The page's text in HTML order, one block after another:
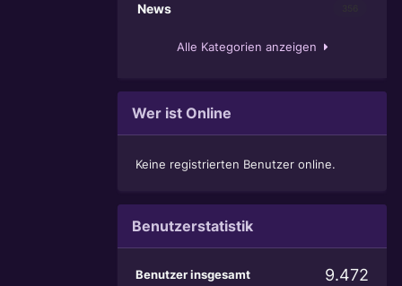
News
Alle Kategorien anzeigen
Wer ist Online
Keine registrierten Benutzer online.
Benutzerstatistik
Benutzer insgesamt 9.472